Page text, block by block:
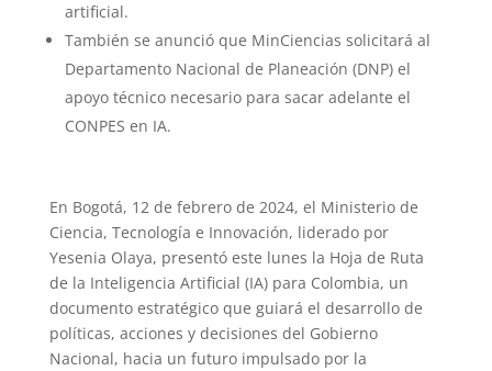
artificial.
También se anunció que MinCiencias solicitará al
Departamento Nacional de Planeación (DNP) el
apoyo técnico necesario para sacar adelante el
CONPES en IA.
En Bogotá, 12 de febrero de 2024, el Ministerio de
Ciencia, Tecnología e Innovación, liderado por
Yesenia Olaya, presentó este lunes la Hoja de Ruta
de la Inteligencia Artificial (IA) para Colombia, un
documento estratégico que guiará el desarrollo de
políticas, acciones y decisiones del Gobierno
Nacional, hacia un futuro impulsado por la